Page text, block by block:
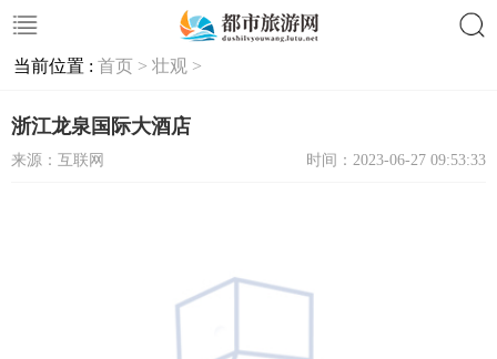
当前位置 : 首页 > 壮观 >
浙江龙泉国际大酒店
来源：互联网 时间：2023-06-27 09:53:33